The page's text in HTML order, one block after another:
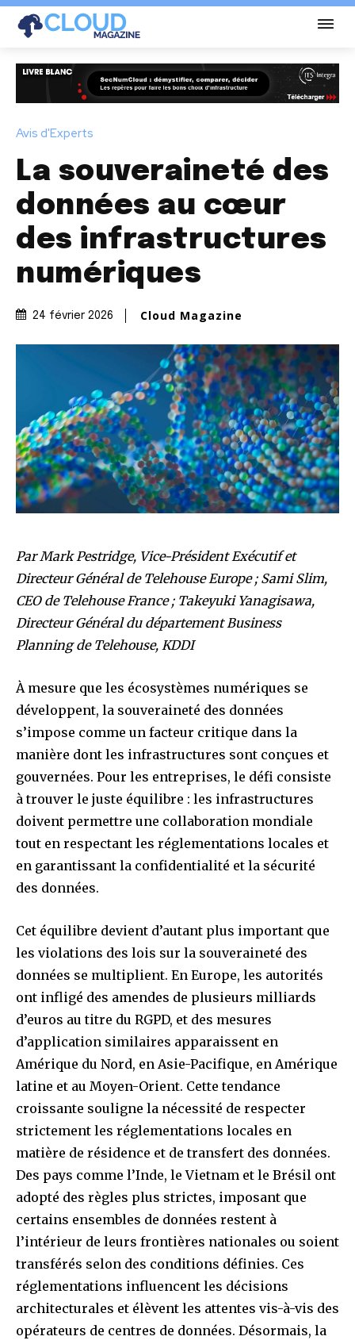
Avis d'Experts
La souveraineté des
données au cœur
des infrastructures
numériques
24 février 2026 Cloud Magazine
Par Mark Pestridge, Vice-Président Exécutif et
Directeur Général de Telehouse Europe ; Sami Slim,
CEO de Telehouse France ; Takeyuki Yanagisawa,
Directeur Général du département Business
Planning de Telehouse, KDDI
À mesure que les écosystèmes numériques se
développent, la souveraineté des données
s’impose comme un facteur critique dans la
manière dont les infrastructures sont conçues et
gouvernées. Pour les entreprises, le défi consiste
à trouver le juste équilibre : les infrastructures
doivent permettre une collaboration mondiale
tout en respectant les réglementations locales et
en garantissant la confidentialité et la sécurité
des données.
Cet équilibre devient d’autant plus important que
les violations des lois sur la souveraineté des
données se multiplient. En Europe, les autorités
ont infligé des amendes de plusieurs milliards
d’euros au titre du RGPD, et des mesures
d’application similaires apparaissent en
Amérique du Nord, en Asie-Pacifique, en Amérique
latine et au Moyen-Orient. Cette tendance
croissante souligne la nécessité de respecter
strictement les réglementations locales en
matière de résidence et de transfert des données.
Des pays comme l’Inde, le Vietnam et le Brésil ont
adopté des règles plus strictes, imposant que
certains ensembles de données restent à
l’intérieur de leurs frontières nationales ou soient
transférés selon des conditions définies. Ces
réglementations influencent les décisions
architecturales et élèvent les attentes vis-à-vis des
opérateurs de centres de données. Désormais, la